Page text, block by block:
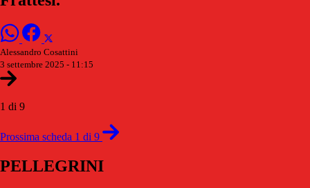
Alessandro Cosattini
3 settembre 2025 - 11:15
1 di 9
Prossima scheda 1 di 9
PELLEGRINI